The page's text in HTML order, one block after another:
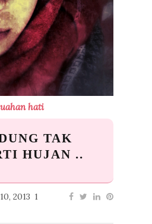
hati
TAK
HUJAN ..
2013 1